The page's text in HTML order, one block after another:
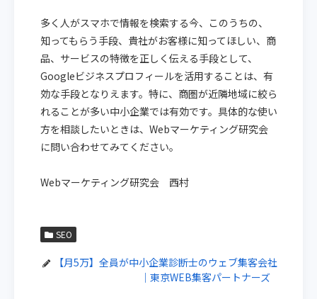
多く人がスマホで情報を検索する今、このうちの、
知ってもらう手段、貴社がお客様に知ってほしい、商
品、サービスの特徴を正しく伝える手段として、
Googleビジネスプロフィールを活用することは、有
効な手段となりえます。特に、商圏が近隣地域に絞ら
れることが多い中小企業では有効です。具体的な使い
方を相談したいときは、Webマーケティング研究会
に問い合わせてみてください。
Webマーケティング研究会 西村
SEO
【月5万】全員が中小企業診断士のウェブ集客会社
｜東京WEB集客パートナーズ